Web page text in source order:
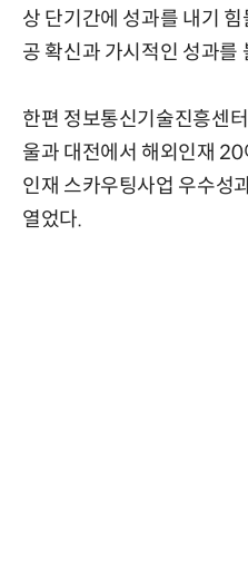
상 단기간에 성과를 내기
공 확신과 가시적인 성과를
한편 정보통신기술진흥센
울과 대전에서 해외인재
인재 스카우팅사업 우수성
열었다.